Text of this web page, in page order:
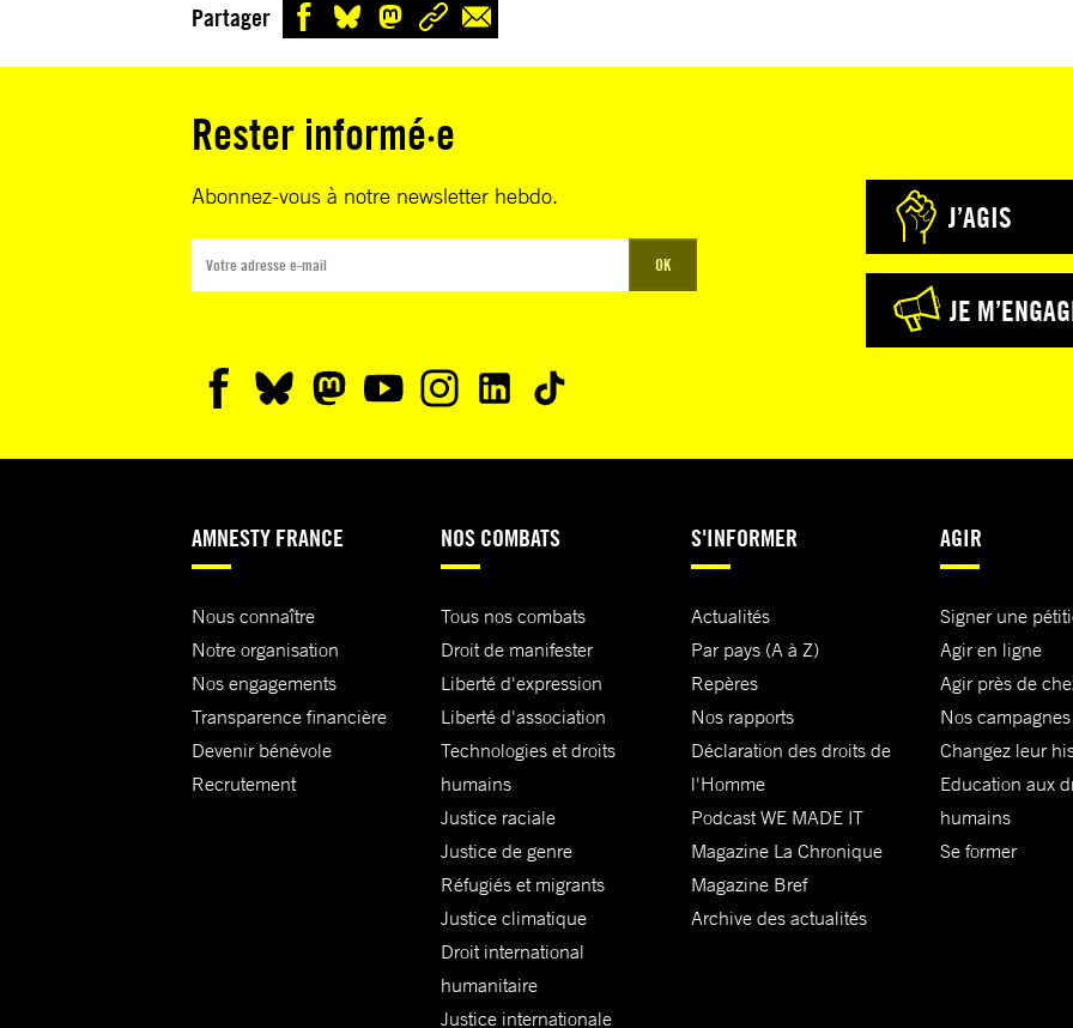
Partager
Rester informé·e
Abonnez-vous à notre newsletter hebdo.
OK
J’AGIS
JE
AMNESTY FRANCE
Nous connaître
Notre organisation
Nos engagements
Transparence financière
Devenir bénévole
Recrutement
NOS COMBATS
Tous nos combats
Droit de manifester
Liberté d'expression
Liberté d'association
Technologies et droits
humains
Justice raciale
Justice de genre
Réfugiés et migrants
Justice climatique
Droit international
humanitaire
Justice internationale
S'INFORMER
Actualités
Par pays (A à Z)
Repères
Nos rapports
Déclaration des droits de
l'Homme
Podcast WE MADE IT
Magazine La Chronique
Magazine Bref
Archive des actualités
AGIR
Signer une
Agir en ligne
Agir près de
Nos campagnes
Changez leur
Education aux
humains
Se former